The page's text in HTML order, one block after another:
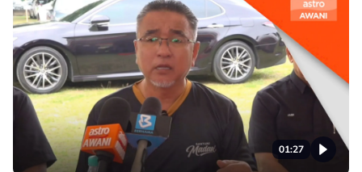
01:27